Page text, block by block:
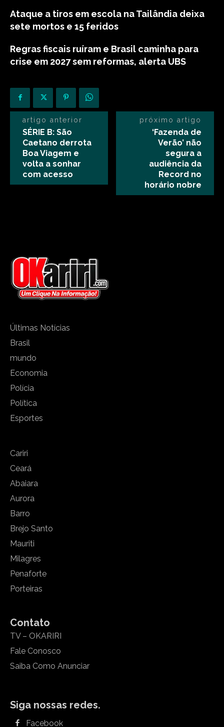
Ataque a tiros em escola na Tailândia deixa
sete mortos e 15 feridos
Regras fiscais ruíram e Brasil caminha para
crise em 2027 sem reformas, alerta UBS
artigo anterior
SÉRIE B: São
Caetano derrota
Boa Viagem e
volta a sonhar
com acesso
próximo artigo
‘Fazenda de
Verão’ não
segura a
audiência da
Record no
horário nobre
Últimas Notícias
Brasil
mundo
Economia
Polícia
Política
Esportes
Cariri
Ceará
Abaiara
Aurora
Barro
Brejo Santo
Mauriti
Milagres
Penaforte
Porteiras
Contato
TV – OKARIRI
Fale Conosco
Saiba Como Anunciar
Siga nossas redes.
Facebook